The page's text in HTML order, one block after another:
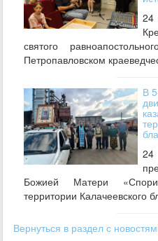
24
святого
Петропавловском
В
Божией Матери
территории Калачеевского
Вернуться в раздел с